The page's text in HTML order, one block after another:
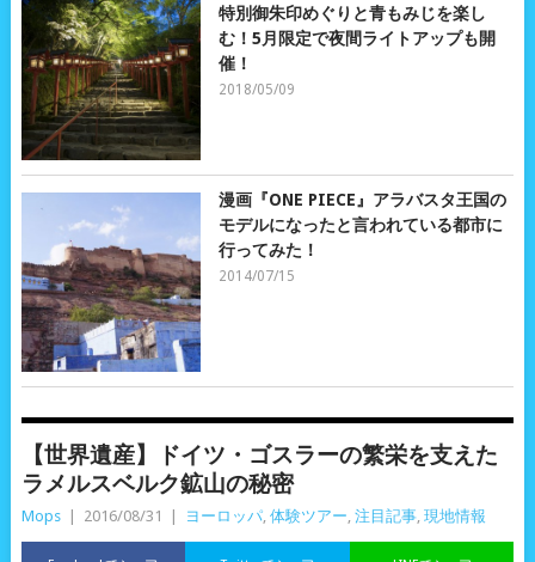
特別御朱印めぐりと青もみじを楽し
む！5月限定で夜間ライトアップも開
催！
2018/05/09
漫画『ONE PIECE』アラバスタ王国の
モデルになったと言われている都市に
行ってみた！
2014/07/15
【世界遺産】ドイツ・ゴスラーの繁栄を支えた
ラメルスベルク鉱山の秘密
Mops 2016/08/31 ヨーロッパ, 体験ツアー, 注目記事, 現地情報